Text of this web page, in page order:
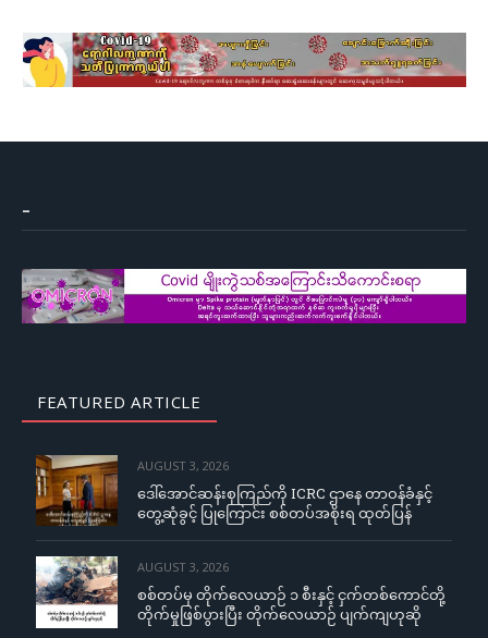
–
FEATURED ARTICLE
AUGUST 3, 2026
ဒေါ်အောင်ဆန်းစုကြည်ကို ICRC ဌာနေ တာဝန်ခံနှင့်
တွေ့ဆုံခွင့် ပြုကြောင်း စစ်တပ်အစိုးရ ထုတ်ပြန်
AUGUST 3, 2026
စစ်တပ်မှ တိုက်လေယာဉ် ၁ စီးနှင့် ငှက်တစ်ကောင်တို့
တိုက်မှုဖြစ်ပွားပြီး တိုက်လေယာဉ် ပျက်ကျဟုဆို